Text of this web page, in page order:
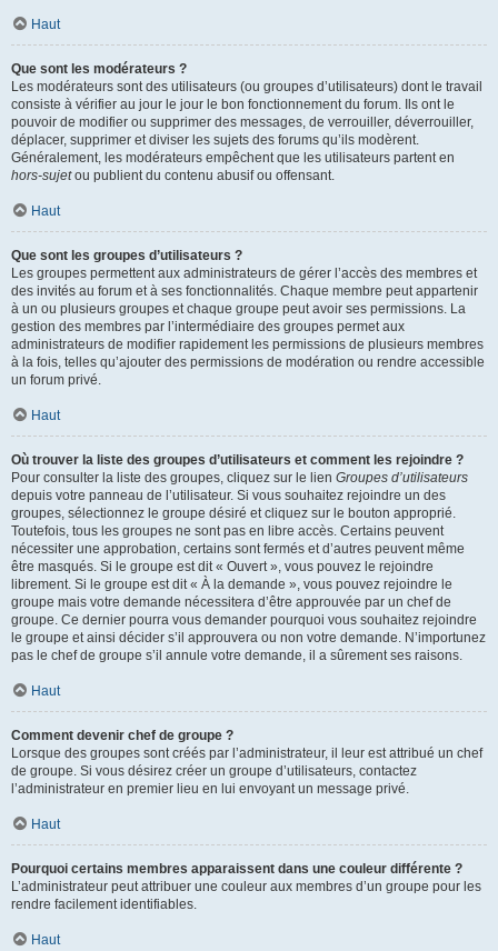
Haut
Que sont les modérateurs ?
Les modérateurs sont des utilisateurs (ou groupes d’utilisateurs) dont le travail
consiste à vérifier au jour le jour le bon fonctionnement du forum. Ils ont le
pouvoir de modifier ou supprimer des messages, de verrouiller, déverrouiller,
déplacer, supprimer et diviser les sujets des forums qu’ils modèrent.
Généralement, les modérateurs empêchent que les utilisateurs partent en
hors-sujetou publient du contenu abusif ou offensant.
Haut
Que sont les groupes d’utilisateurs ?
Les groupes permettent aux administrateurs de gérer l’accès des membres et
des invités au forum et à ses fonctionnalités. Chaque membre peut appartenir
à un ou plusieurs groupes et chaque groupe peut avoir ses permissions. La
gestion des membres par l’intermédiaire des groupes permet aux
administrateurs de modifier rapidement les permissions de plusieurs membres
à la fois, telles qu’ajouter des permissions de modération ou rendre accessible
un forum privé.
Haut
Où trouver la liste des groupes d’utilisateurs et comment les rejoindre ?
Pour consulter la liste des groupes, cliquez sur le lien Groupes d’utilisateurs
depuis votre panneau de l’utilisateur. Si vous souhaitez rejoindre un des
groupes, sélectionnez le groupe désiré et cliquez sur le bouton approprié.
Toutefois, tous les groupes ne sont pas en libre accès. Certains peuvent
nécessiter une approbation, certains sont fermés et d’autres peuvent même
être masqués. Si le groupe est dit « Ouvert », vous pouvez le rejoindre
librement. Si le groupe est dit « À la demande », vous pouvez rejoindre le
groupe mais votre demande nécessitera d’être approuvée par un chef de
groupe. Ce dernier pourra vous demander pourquoi vous souhaitez rejoindre
le groupe et ainsi décider s’il approuvera ou non votre demande. N’importunez
pas le chef de groupe s’il annule votre demande, il a sûrement ses raisons.
Haut
Comment devenir chef de groupe ?
Lorsque des groupes sont créés par l’administrateur, il leur est attribué un chef
de groupe. Si vous désirez créer un groupe d’utilisateurs, contactez
l’administrateur en premier lieu en lui envoyant un message privé.
Haut
Pourquoi certains membres apparaissent dans une couleur différente ?
L’administrateur peut attribuer une couleur aux membres d’un groupe pour les
rendre facilement identifiables.
Haut